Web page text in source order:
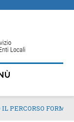
IL PERCORSO